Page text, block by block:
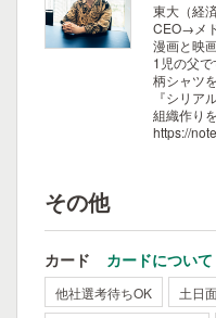
東大（経
CEO→メ
漫画と映
1児の父で
柄シャツ
『シリア
組織作り
https://
その他
カード カードについて
他社選考待ちOK 土日